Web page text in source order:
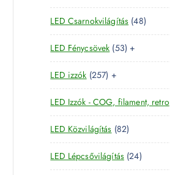
é
k
r
é
e
r
m
k
0
t
e
r
m
k
LED Csarnokvilágítás 484
8
e
m
é
k
LED Fénycsövek 535
3
e
r
m
é
k
+
LED izzók 2572
5
7
t
e
r
m
+
LED Izzók - COG, filament, retro
LED Közvilágítás 828
2
t
e
LED Lépcsővilágítás 242
4